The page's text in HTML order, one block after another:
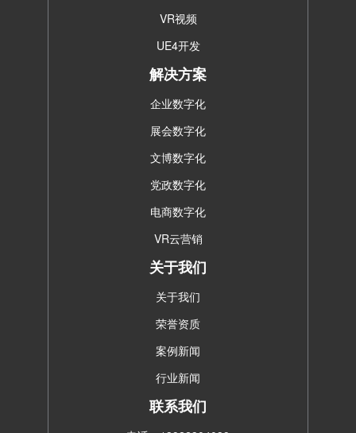
VR视频
UE4开发
解决方案
企业数字化
展会数字化
文博数字化
党政数字化
电商数字化
VR云营销
关于我们
关于我们
荣誉资质
案例新闻
行业新闻
联系我们